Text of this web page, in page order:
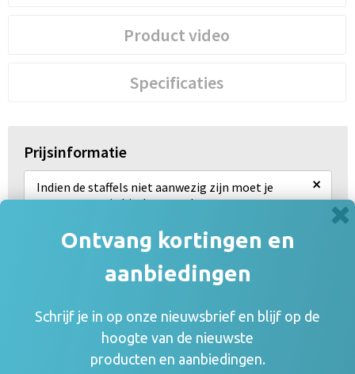
Product video
Specificaties
Prijsinformatie
Indien de staffels niet aanwezig zijn moet je
eerst een optie hierboven selecteren
×
Draai uw mobiel voor de Prijs informatie
Gerelateerde producten
Ontvang kortingen en
aanbiedingen
Schrijf je in op onze nieuwsbrief en blijf op de
hoogte van de nieuwste
producten en aanbiedingen.